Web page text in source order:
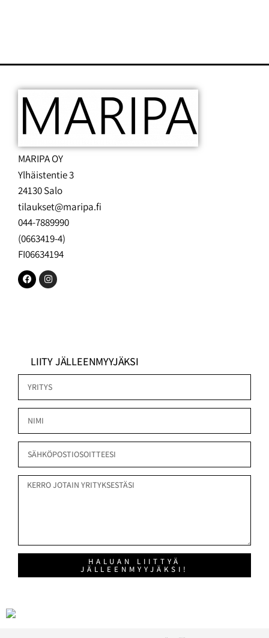
MARIPA OY
Ylhäistentie 3
24130 Salo
tilaukset@maripa.fi
044-7889990
(0663419-4)
FI06634194
LIITY JÄLLEENMYYJÄKSI
HALUAN LIITTYÄ
JÄLLEENMYYJÄKSI!